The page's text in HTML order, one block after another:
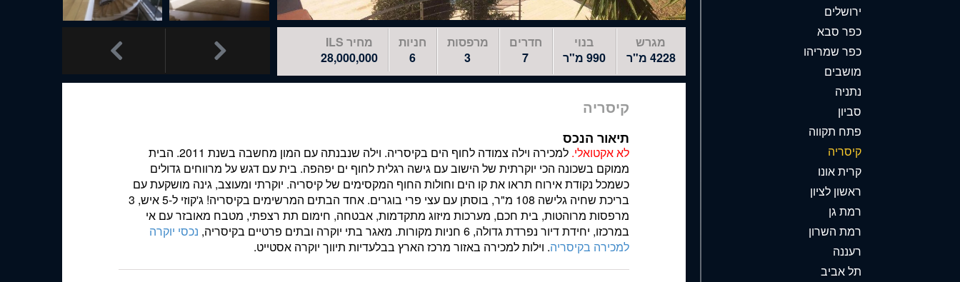
מגרש
4228 מ"ר
בנוי
990 מ"ר
חדרים
7
מרפסות
3
חניות
6
מחיר ILS
28,000,000


קיסריה
תיאור הנכס
לא אקטואלי.
למכירה וילה צמודה לחוף הים בקיסריה. וילה שנבנתה עם המון מחשבה בשנת 2011. הבית
ממוקם בשכונה הכי יוקרתית של הישוב עם גישה רגלית לחוף ים יפהפה. בית עם דגש על מרווחים גדולים
כשמכל נקודת אירוח תראו את קו הים וחולות החוף המקסימים של קיסריה. יוקרתי ומעוצב, גינה מושקעת עם
בריכת שחיה גלישה 108 מ"ר, בוסתן עם עצי פרי בוגרים. אחד הבתים המרשימים בקיסריה! ג'קוזי ל-5 איש, 3
מרפסות מרוהטות, בית חכם, מערכות מיזוג מתקדמות, אבטחה, חימום תת רצפתי, מטבח מאובזר עם אי
במרכזו, יחידת דיור נפרדת גדולה, 6 חניות מקורות. מאגר בתי יוקרה ובתים פרטיים בקיסריה,
נכסי יוקרה
למכירה בקיסריה. וילות למכירה באזור מרכז הארץ בבלעדיות תיווך יוקרה אסטייט.
ירושלים
כפר סבא
כפר שמריהו
מושבים
נתניה
סביון
פתח תקווה
קיסריה
קרית אונו
ראשון לציון
רמת גן
רמת השרון
רעננה
תל אביב